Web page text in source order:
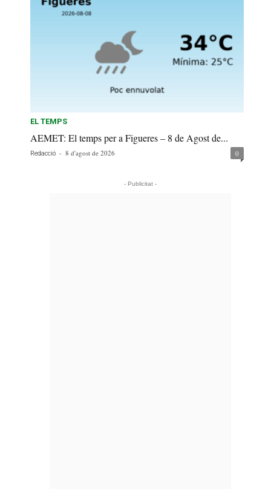
EL TEMPS
AEMET: El temps per a Figueres – 8 de Agost de...
Redacció - 8 d'agost de 2026 0
- Publicitat -